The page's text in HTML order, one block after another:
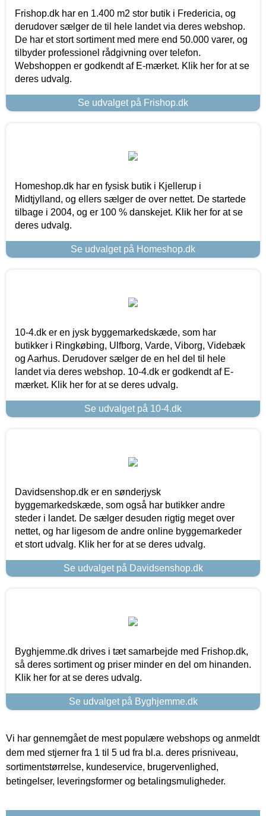
Frishop.dk har en 1.400 m2 stor butik i Fredericia, og
derudover sælger de til hele landet via deres webshop.
De har et stort sortiment med mere end 50.000 varer, og
tilbyder professionel rådgivning over telefon.
Webshoppen er godkendt af E-mærket. Klik her for at se
deres udvalg.
Se udvalget på Frishop.dk
Homeshop.dk har en fysisk butik i Kjellerup i
Midtjylland, og ellers sælger de over nettet. De startede
tilbage i 2004, og er 100 % danskejet. Klik her for at se
deres udvalg.
Se udvalget på Homeshop.dk
10-4.dk er en jysk byggemarkedskæde, som har
butikker i Ringkøbing, Ulfborg, Varde, Viborg, Videbæk
og Aarhus. Derudover sælger de en hel del til hele
landet via deres webshop. 10-4.dk er godkendt af E-
mærket. Klik her for at se deres udvalg.
Se udvalget på 10-4.dk
Davidsenshop.dk er en sønderjysk
byggemarkedskæde, som også har butikker andre
steder i landet. De sælger desuden rigtig meget over
nettet, og har ligesom de andre online byggemarkeder
et stort udvalg. Klik her for at se deres udvalg.
Se udvalget på Davidsenshop.dk
Byghjemme.dk drives i tæt samarbejde med Frishop.dk,
så deres sortiment og priser minder en del om hinanden.
Klik her for at se deres udvalg.
Se udvalget på Byghjemme.dk
Vi har gennemgået de mest populære webshops og anmeldt
dem med stjerner fra 1 til 5 ud fra bl.a. deres prisniveau,
sortimentstørrelse, kundeservice, brugervenlighed,
betingelser, leveringsformer og betalingsmuligheder.